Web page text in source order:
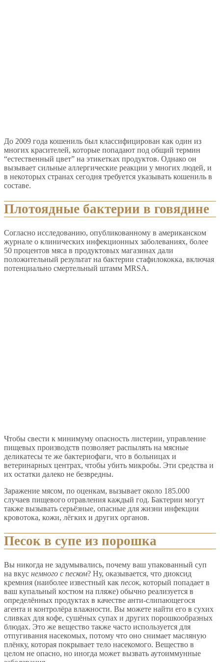
До 2009 года кошениль был классифицирован как один из
многих красителей, которые попадают под общий термин
“естественный цвет” на этикетках продуктов. Однако он
вызывает сильные аллергические реакции у многих людей, и
в некоторых странах сегодня требуется указывать кошениль в
составе.
Плотоядные бактерии в говядине
Согласно исследованию, опубликованному в американском
журнале о клинических инфекционных заболеваниях, более
50 процентов мяса в продуктовых магазинах дали
положительный результат на бактерии стафилококка, включая
потенциально смертельный штамм MRSA.
Чтобы свести к минимуму опасность листерии, управление
пищевых производств позволяет распылять на мясные
деликатесы те же бактериофаги, что в больницах и
ветеринарных центрах, чтобы убить микробы. Эти средства и
их остатки далеко не безвредны.
Заражение мясом, по оценкам, вызывает около 185.000
случаев пищевого отравления каждый год. Бактерии могут
также вызывать серьёзные, опасные для жизни инфекции
кровотока, кожи, лёгких и других органов.
Песок в супе из порошка
Вы никогда не задумывались, почему ваш упакованный суп
на вкус немного с песком? Ну, оказывается, что диоксид
кремния (наиболее известный как песок, который попадает в
ваш купальный костюм на пляже) обычно реализуется в
определённых продуктах в качестве анти-слипающегося
агента и контролёра влажности. Вы можете найти его в сухих
сливках для кофе, сушёных супах и других порошкообразных
блюдах. Это же вещество также часто используется для
отпугивания насекомых, потому что оно снимает масляную
плёнку, которая покрывает тело насекомого. Вещество в
целом не опасно, но иногда может вызвать аутоиммунные